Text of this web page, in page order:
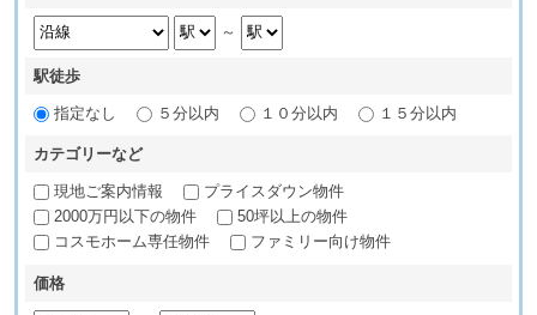
～
駅徒歩
指定なし ５分以内 １０分以内 １５分以内
カテゴリーなど
現地ご案内情報
プライスダウン物件
2000万円以下の物件
50坪以上の物件
コスモホーム専任物件
ファミリー向け物件
価格